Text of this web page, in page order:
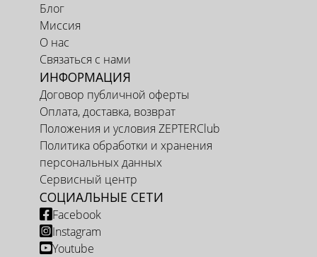
Блог
Миссия
О нас
Связаться с нами
ИНФОРМАЦИЯ
Договор публичной оферты
Оплата, доставка, возврат
Положения и условия ZEPTERClub
Политика обработки и хранения
персональных данных
Сервисный центр
СОЦИАЛЬНЫЕ СЕТИ
Facebook
Instagram
Youtube